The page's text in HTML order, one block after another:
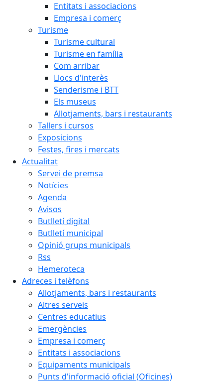
Entitats i associacions
Empresa i comerç
Turisme
Turisme cultural
Turisme en família
Com arribar
Llocs d'interès
Senderisme i BTT
Els museus
Allotjaments, bars i restaurants
Tallers i cursos
Exposicions
Festes, fires i mercats
Actualitat
Servei de premsa
Notícies
Agenda
Avisos
Butlletí digital
Butlletí municipal
Opinió grups municipals
Rss
Hemeroteca
Adreces i telèfons
Allotjaments, bars i restaurants
Altres serveis
Centres educatius
Emergències
Empresa i comerç
Entitats i associacions
Equipaments municipals
Punts d'informació oficial (Oficines)